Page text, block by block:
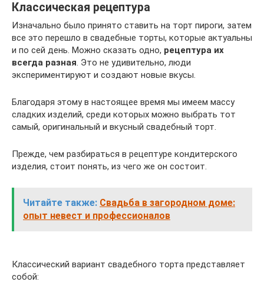
Классическая рецептура
Изначально было принято ставить на торт пироги, затем
все это перешло в свадебные торты, которые актуальны
и по сей день. Можно сказать одно, рецептура их
всегда разная. Это не удивительно, люди
экспериментируют и создают новые вкусы.
Благодаря этому в настоящее время мы имеем массу
сладких изделий, среди которых можно выбрать тот
самый, оригинальный и вкусный свадебный торт.
Прежде, чем разбираться в рецептуре кондитерского
изделия, стоит понять, из чего же он состоит.
Читайте также: Свадьба в загородном доме:
опыт невест и профессионалов
Классический вариант свадебного торта представляет
собой: